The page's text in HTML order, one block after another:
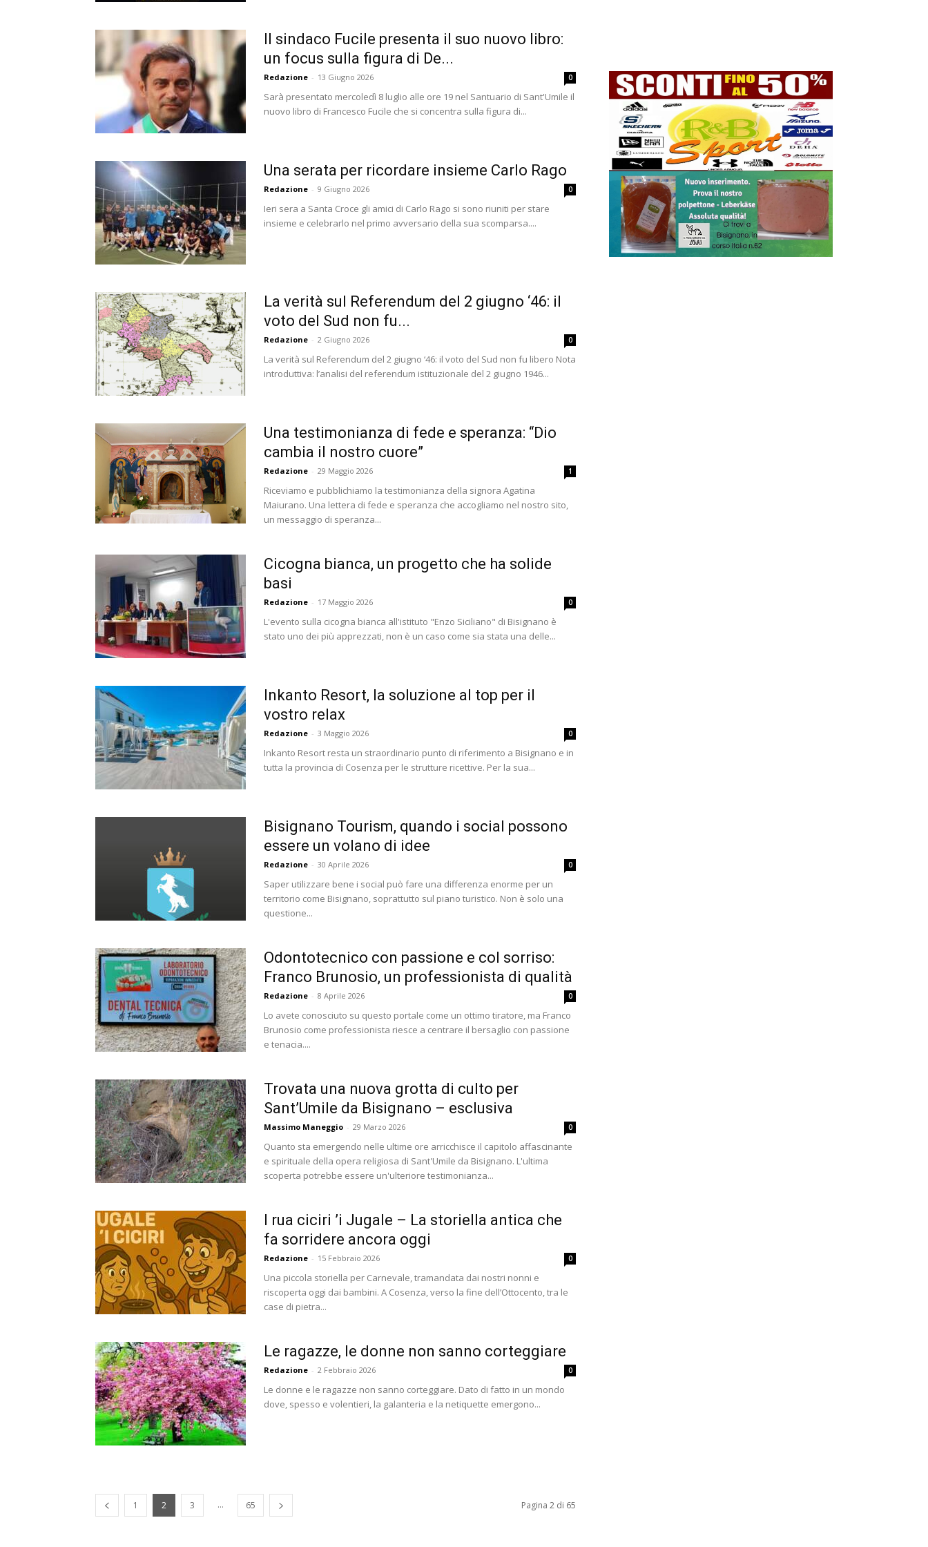
Il sindaco Fucile presenta il suo nuovo libro:
un focus sulla figura di De...
Redazione - 13 Giugno 2026 0
Sarà presentato mercoledì 8 luglio alle ore 19 nel Santuario di Sant'Umile il
nuovo libro di Francesco Fucile che si concentra sulla figura di...
Una serata per ricordare insieme Carlo Rago
Redazione - 9 Giugno 2026 0
Ieri sera a Santa Croce gli amici di Carlo Rago si sono riuniti per stare
insieme e celebrarlo nel primo avversario della sua scomparsa....
La verità sul Referendum del 2 giugno ‘46: il
voto del Sud non fu...
Redazione - 2 Giugno 2026 0
La verità sul Referendum del 2 giugno ‘46: il voto del Sud non fu libero Nota
introduttiva: l’analisi del referendum istituzionale del 2 giugno 1946...
Una testimonianza di fede e speranza: “Dio
cambia il nostro cuore”
Redazione - 29 Maggio 2026 1
Riceviamo e pubblichiamo la testimonianza della signora Agatina
Maiurano. Una lettera di fede e speranza che accogliamo nel nostro sito,
un messaggio di speranza...
Cicogna bianca, un progetto che ha solide
basi
Redazione - 17 Maggio 2026 0
L'evento sulla cicogna bianca all'istituto "Enzo Siciliano" di Bisignano è
stato uno dei più apprezzati, non è un caso come sia stata una delle...
Inkanto Resort, la soluzione al top per il
vostro relax
Redazione - 3 Maggio 2026 0
Inkanto Resort resta un straordinario punto di riferimento a Bisignano e in
tutta la provincia di Cosenza per le strutture ricettive. Per la sua...
Bisignano Tourism, quando i social possono
essere un volano di idee
Redazione - 30 Aprile 2026 0
Saper utilizzare bene i social può fare una differenza enorme per un
territorio come Bisignano, soprattutto sul piano turistico. Non è solo una
questione...
Odontotecnico con passione e col sorriso:
Franco Brunosio, un professionista di qualità
Redazione - 8 Aprile 2026 0
Lo avete conosciuto su questo portale come un ottimo tiratore, ma Franco
Brunosio come professionista riesce a centrare il bersaglio con passione
e tenacia....
Trovata una nuova grotta di culto per
Sant’Umile da Bisignano – esclusiva
Massimo Maneggio - 29 Marzo 2026 0
Quanto sta emergendo nelle ultime ore arricchisce il capitolo affascinante
e spirituale della opera religiosa di Sant'Umile da Bisignano. L'ultima
scoperta potrebbe essere un'ulteriore testimonianza...
I rua ciciri ’i Jugale – La storiella antica che
fa sorridere ancora oggi
Redazione - 15 Febbraio 2026 0
Una piccola storiella per Carnevale, tramandata dai nostri nonni e
riscoperta oggi dai bambini. A Cosenza, verso la fine dell’Ottocento, tra le
case di pietra...
Le ragazze, le donne non sanno corteggiare
Redazione - 2 Febbraio 2026 0
Le donne e le ragazze non sanno corteggiare. Dato di fatto in un mondo
dove, spesso e volentieri, la galanteria e la netiquette emergono...
1 2 3 ... 65 Pagina 2 di 65